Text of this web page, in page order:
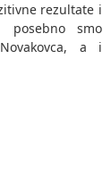
rezultate i
posebno smo
a i